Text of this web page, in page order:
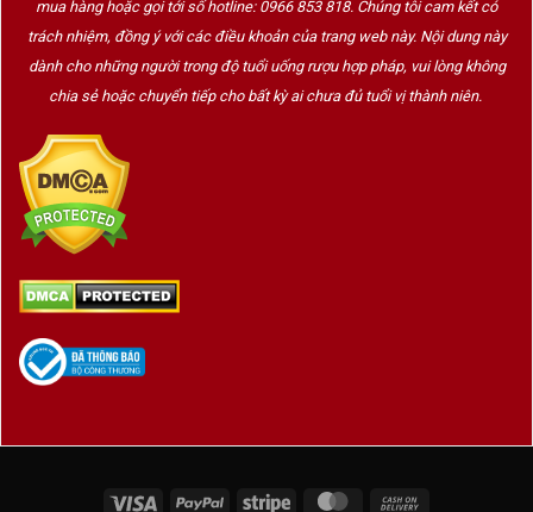
mua hàng hoặc gọi tới số hotline: 0966 853 818. Chúng tôi cam kết có
trách nhiệm, đồng ý với các điều khoản của trang web này. Nội dung này
dành cho những người trong độ tuổi uống rượu hợp pháp, vui lòng không
chia sẻ hoặc chuyển tiếp cho bất kỳ ai chưa đủ tuổi vị thành niên.
Visa PayPal Stripe MasterCard